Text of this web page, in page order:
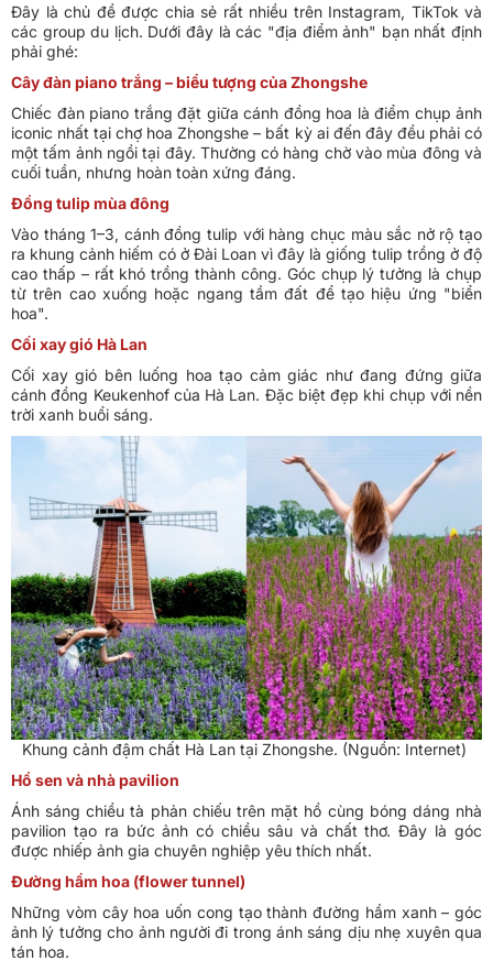
Đây là chủ đề được chia sẻ rất nhiều trên Instagram, TikTok và
các group du lịch. Dưới đây là các "địa điểm ảnh" bạn nhất định
phải ghé:
Cây đàn piano trắng – biểu tượng của Zhongshe
Chiếc đàn piano trắng đặt giữa cánh đồng hoa là điểm chụp ảnh
iconic nhất tại chợ hoa Zhongshe – bất kỳ ai đến đây đều phải có
một tấm ảnh ngồi tại đây. Thường có hàng chờ vào mùa đông và
cuối tuần, nhưng hoàn toàn xứng đáng.
Đồng tulip mùa đông
Vào tháng 1–3, cánh đồng tulip với hàng chục màu sắc nở rộ tạo
ra khung cảnh hiếm có ở Đài Loan vì đây là giống tulip trồng ở độ
cao thấp – rất khó trồng thành công. Góc chụp lý tưởng là chụp
từ trên cao xuống hoặc ngang tầm đất để tạo hiệu ứng "biển
hoa".
Cối xay gió Hà Lan
Cối xay gió bên luống hoa tạo cảm giác như đang đứng giữa
cánh đồng Keukenhof của Hà Lan. Đặc biệt đẹp khi chụp với nền
trời xanh buổi sáng.
Khung cảnh đậm chất Hà Lan tại Zhongshe. (Nguồn: Internet)
Hồ sen và nhà pavilion
Ánh sáng chiều tà phản chiếu trên mặt hồ cùng bóng dáng nhà
pavilion tạo ra bức ảnh có chiều sâu và chất thơ. Đây là góc
được nhiếp ảnh gia chuyên nghiệp yêu thích nhất.
Đường hầm hoa (flower tunnel)
Những vòm cây hoa uốn cong tạo thành đường hầm xanh – góc
ảnh lý tưởng cho ảnh người đi trong ánh sáng dịu nhẹ xuyên qua
tán hoa.